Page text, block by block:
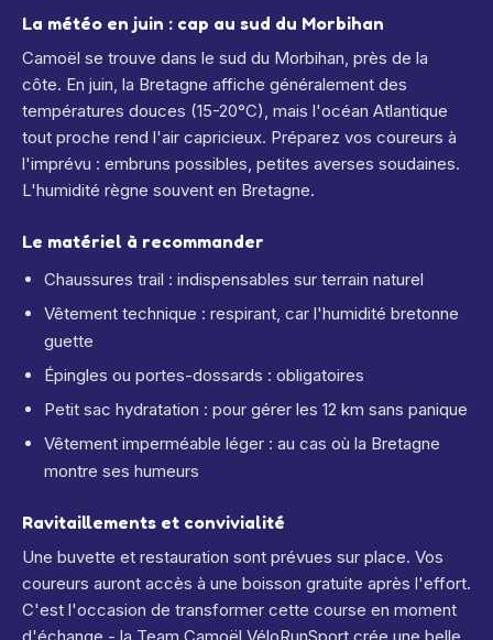
La météo en juin : cap au sud du Morbihan
Camoël se trouve dans le sud du Morbihan, près de la
côte. En juin, la Bretagne affiche généralement des
températures douces (15-20°C), mais l'océan Atlantique
tout proche rend l'air capricieux. Préparez vos coureurs à
l'imprévu : embruns possibles, petites averses soudaines.
L'humidité règne souvent en Bretagne.
Le matériel à recommander
Chaussures trail : indispensables sur terrain naturel
Vêtement technique : respirant, car l'humidité bretonne
guette
Épingles ou portes-dossards : obligatoires
Petit sac hydratation : pour gérer les 12 km sans panique
Vêtement imperméable léger : au cas où la Bretagne
montre ses humeurs
Ravitaillements et convivialité
Une buvette et restauration sont prévues sur place. Vos
coureurs auront accès à une boisson gratuite après l'effort.
C'est l'occasion de transformer cette course en moment